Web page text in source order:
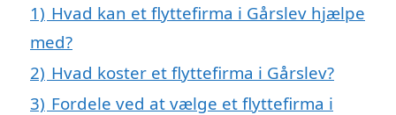
1) Hvad kan et flyttefirma i Gårslev hjælpe
med?
2) Hvad koster et flyttefirma i Gårslev?
3) Fordele ved at vælge et flyttefirma i